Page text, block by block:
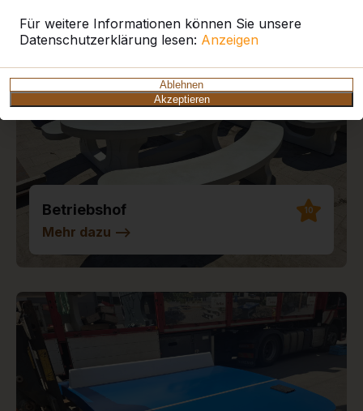
Für weitere Informationen können Sie unsere
Datenschutzerklärung lesen: Anzeigen
Ablehnen
Akzeptieren
Betriebshof 10
Mehr dazu -->